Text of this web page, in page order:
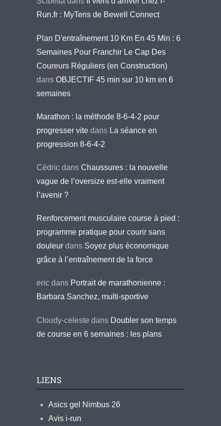
Run.fr : MyTens de Bewell Connect
Plan D'entraînement 10 Km En 45 Min : 6
Semaines Pour Franchir Le Cap Des
Coureurs Réguliers (en Construction)
dans OBJECTIF 45 min sur 10 km en 6
semaines
Marathon : la méthode 8-6-4-2 pour
progresser vite dans La séance en
progression 8-6-4-2
Cédric dans Chaussures : la nouvelle
vague de l’oversize est-elle vraiment
l’avenir ?
Renforcement musculaire course à pied :
programme pratique pour courir sans
douleur dans Soyez plus économique
grâce à l’entraînement de la force
eric dans Portrait de marathonienne :
Barbara Sanchez, multi-sportive
Cloudy-celeste dans Doubler son temps
de course en 6 semaines : les plans
LIENS
Asics gel Nimbus 26
Avis i-run